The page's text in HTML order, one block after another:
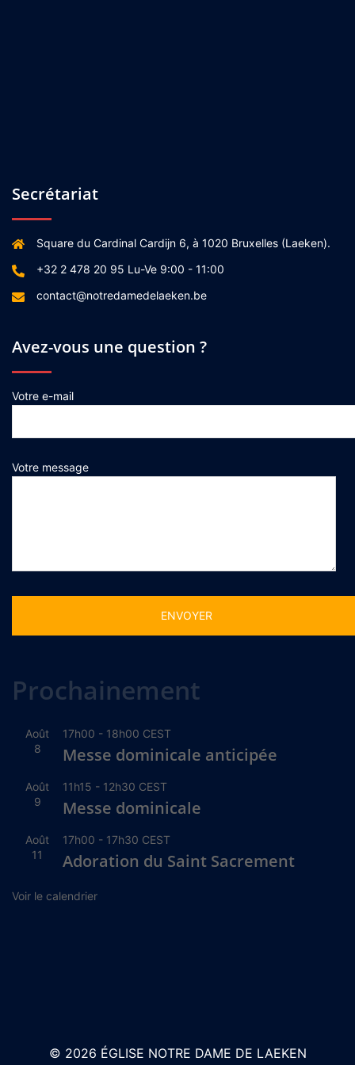
Secrétariat
Square du Cardinal Cardijn 6, à 1020 Bruxelles (Laeken).
+32 2 478 20 95 Lu-Ve 9:00 - 11:00
contact@notredamedelaeken.be
Avez-vous une question ?
Votre e-mail
Votre message
Prochainement
Août
8
17h00 - 18h00 CEST
Messe dominicale anticipée
Août
9
11h15 - 12h30 CEST
Messe dominicale
Août
11
17h00 - 17h30 CEST
Adoration du Saint Sacrement
Voir le calendrier
© 2026 ÉGLISE NOTRE DAME DE LAEKEN